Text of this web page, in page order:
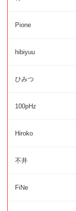
Pione
hibiyuu
ひみつ
100pHz
Hiroko
不井
FiNe